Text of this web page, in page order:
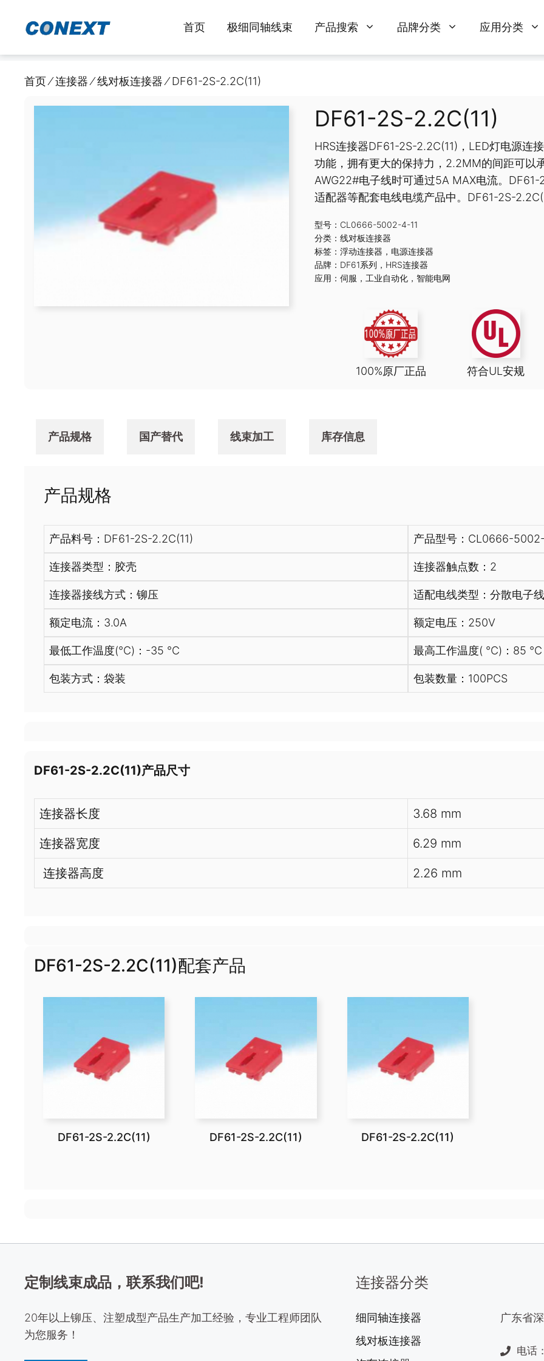
容
首页 极细同轴线束 产品搜索 品牌分类 应用分类
首页⁄连接器⁄线对板连接器⁄DF61-2S-2.2C(11)
DF61-2S-2.2C(11)
HRS连接器DF61-2S-2.2C(11)，LED灯电源连
功能，拥有更大的保持力，2.2MM的间距可以
AWG22#电子线时可通过5A MAX电流。
适配器等配套电线电缆产品中。DF61-2S-
型号：CL0666-5002-4-11
分类： 线对板连接器
标签： 浮动连接器 ， 电源连接器
品牌： DF61系列 ， HRS连接器
应用： 伺服 ， 工业自动化 ， 智能电网
100%原厂正品 符合UL安规
产品规格 国产替代 线束加工 库存信息
产品规格
产品料号：DF61-2S-2.2C(11) 产品型号：CL0666-
连接器类型：胶壳 连接器触点数：2
连接器接线方式：铆压 适配电线类型：分散电子线
额定电流：3.0A 额定电压：250V
最低工作温度(℃)：-35 ℃ 最高工作温度( ℃)：85 ℃
包装方式：袋装 包装数量：100PCS
DF61-2S-2.2C(11)产品尺寸
连接器长度 3.68 mm
连接器宽度 6.29 mm
连接器高度 2.26 mm
DF61-2S-2.2C(11)配套产品
DF61-2S-2.2C(11) DF61-2S-2.2C(11) DF61-2S-2.2C(11)
定制线束成品，联系我们吧!
20年以上铆压、注塑成型产品生产加工经验，专业工程师团队
为您服务！
连接器分类
细同轴连接器
线对板连接器
广东省
电话